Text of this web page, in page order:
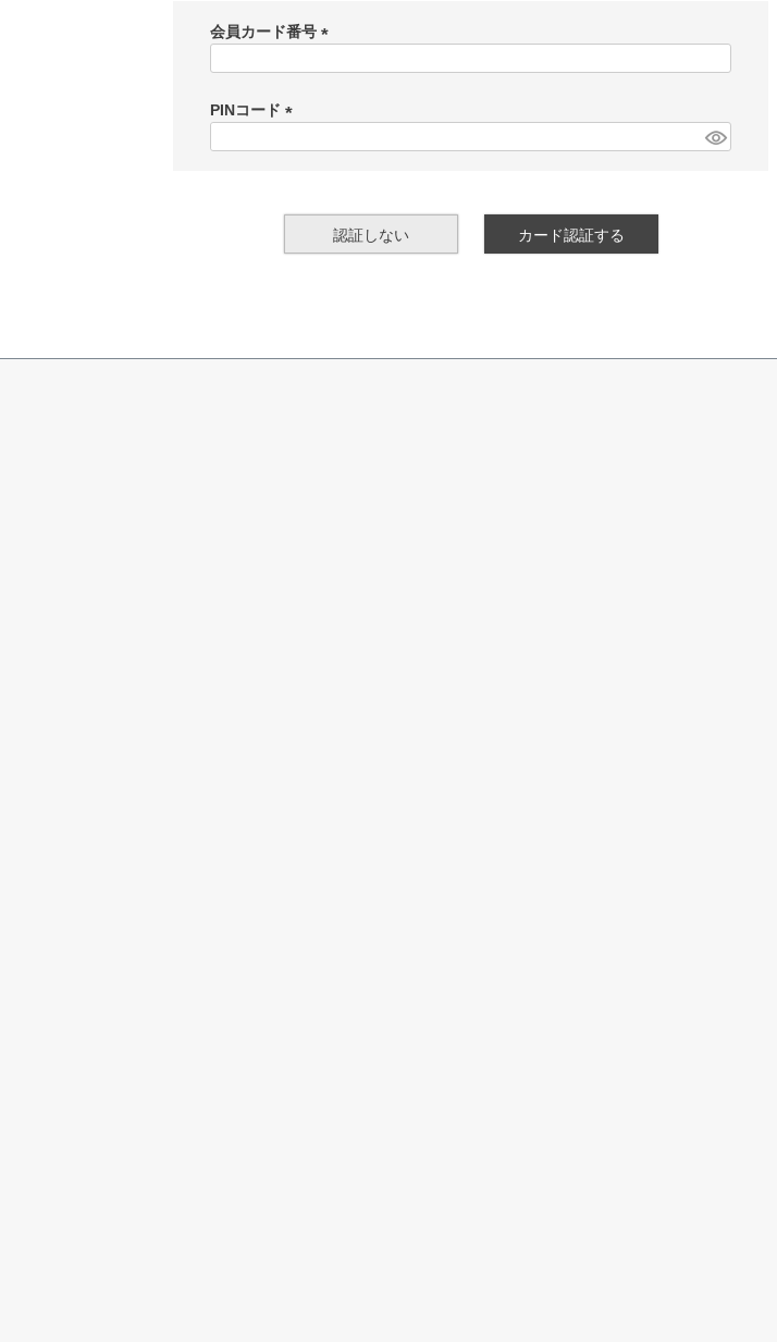
会員カード番号
)
PINコード
カード認証する
認証しない